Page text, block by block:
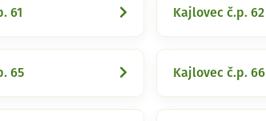
61 Kajlovec č.p. 62
65 Kajlovec č.p. 66